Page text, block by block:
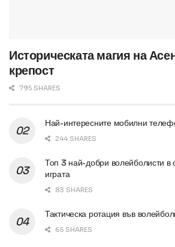
Историческата магия на
крепост
795 SHARES
Най-интересните мобилни
244 SHARES
Топ 3 най-добри волейболисти в
играта
83 SHARES
Тактическа ротация във
65 SHARES